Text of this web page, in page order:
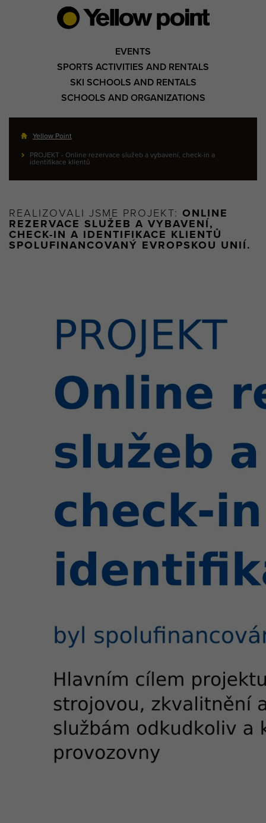
EVENTS
SPORTS ACTIVITIES AND RENTALS
SKI SCHOOLS AND RENTALS
SCHOOLS AND ORGANIZATIONS
Yellow Point
PROJEKT - Online rezervace služeb a vybavení, check-in a
identifikace klientů
REALIZOVALI JSME PROJEKT: ONLINE
REZERVACE SLUŽEB A VYBAVENÍ,
CHECK-IN A IDENTIFIKACE KLIENTŮ
SPOLUFINANCOVANÝ EVROPSKOU UNIÍ.